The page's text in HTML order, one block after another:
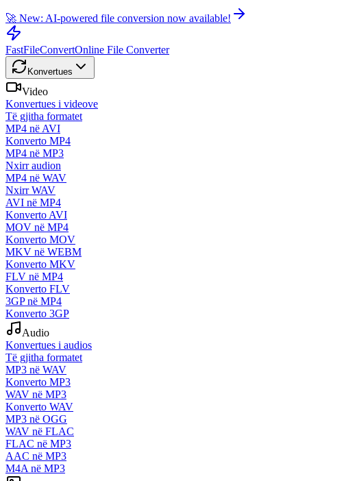
🚀 New: AI-powered file conversion now available!
FastFileConvertOnline File Converter
Konvertues
Video
Konvertues i videove
Të gjitha formatet
MP4 në AVI
Konverto MP4
MP4 në MP3
Nxirr audion
MP4 në WAV
Nxirr WAV
AVI në MP4
Konverto AVI
MOV në MP4
Konverto MOV
MKV në WEBM
Konverto MKV
FLV në MP4
Konverto FLV
3GP në MP4
Konverto 3GP
Audio
Konvertues i audios
Të gjitha formatet
MP3 në WAV
Konverto MP3
WAV në MP3
Konverto WAV
MP3 në OGG
WAV në FLAC
FLAC në MP3
AAC në MP3
M4A në MP3